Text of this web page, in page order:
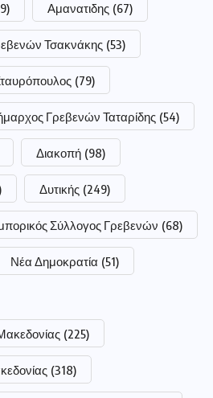
Αμανατιδης (67)
Τσακνάκης (53)
(79)
Γρεβενών Ταταρίδης (54)
Διακοπή (98)
Δυτικής (249)
Σύλλογος Γρεβενών (68)
Νέα Δημοκρατία (51)
(225)
(318)